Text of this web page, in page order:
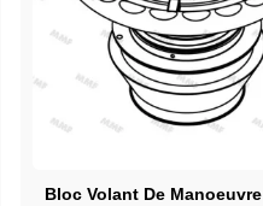
Bloc Volant De Manoeuvre